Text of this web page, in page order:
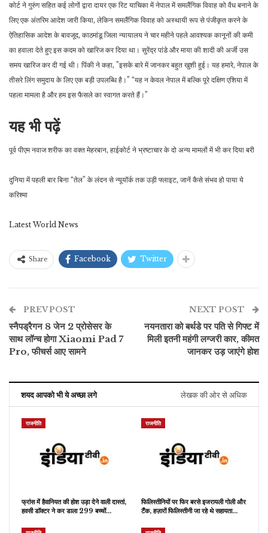
कोर्ट ने गुरुंग सहित कई लोगों द्वारा दायर एक रिट याचिका में नेपाल में समलैंगिक विवाह को वैध बनाने के
लिए एक अंतरिम आदेश जारी किया, लेकिन समलैंगिक विवाह को अस्थायी रूप से पंजीकृत करने के
ऐतिहासिक आदेश के बावजूद, काठमांडू जिला न्यायालय ने चार महीने पहले आवश्यक कानूनों की कमी
का हवाला देते हुए इस कदम को खारिज कर दिया था। सुरेंद्र पांडे और माया की शादी की अर्जी उस
समय खारिज कर दी गई थी। पिंकी ने कहा, ”इसके बारे में जानकर बहुत खुशी हुई। यह हमारे, नेपाल के
तीसरे लिंग समुदाय के लिए एक बड़ी उपलब्धि है।” “यह न केवल नेपाल में बल्कि पूरे दक्षिण एशिया में
पहला मामला है और हम इस फैसले का स्वागत करते हैं।”
यह भी पढ़ें
पूर्व पीएम नवाज शरीफ का वक्त मेहरबान, हाईकोर्ट ने भ्रष्टाचार के दो अन्य मामलों में भी कर दिया बरी
दुनिया में पहली बार बिना “तेल” के लंदन से न्यूयॉर्क तक उड़ी फ्लाइट, जानें कैसे संभव हो पाया ये
करिश्मा
Latest World News
Share Facebook Twitter
PREV POST
स्नैपड्रैगन 8 जेन 2 प्रोसेसर के
साथ लॉन्च होगा Xiaomi Pad 7
Pro, फीचर्स आए सामने
NEXT POST
नयनतारा को बर्थडे पर पति से गिफ्ट में
मिली इतनी महंगी लग्जरी कार, कीमत
जानकर उड़ जाएंगे होश
शयद आपको भी ये अच्छा लगे लेखक की ओर से अधिक
राजनीति
फ्रांस में हैवानियत की होश उड़ा देने वाली दास्तां,
हवसी डॉक्टर ने कर डाला 299 बच्चों…
राजनीति
फिलिस्तीनियों पर फिर बरसे इजरायली गोली और
टैंक, हज़ारों फिलिस्तीनी जा रहे थे सहायता…